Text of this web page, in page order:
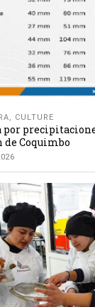
, CULTURE
por
de Coquimbo